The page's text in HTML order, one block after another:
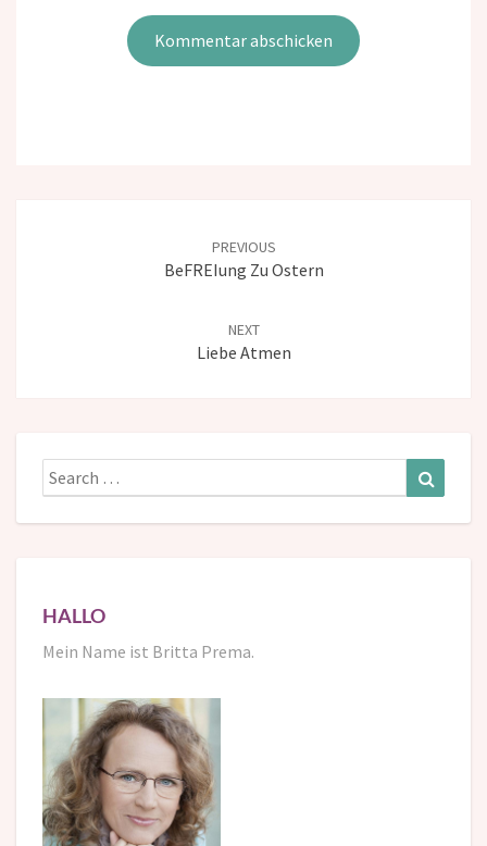
PREVIOUS
BeFREIung Zu Ostern
NEXT
Liebe Atmen
Search
for:
HALLO
Mein Name ist Britta Prema.